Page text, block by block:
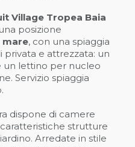
Village Tropea Baia
posizione
mare, con una spiaggia
privata e attrezzata: un
un lettino per nucleo
Servizio spiaggia
dispone di camere
strutture
Arredate in stile